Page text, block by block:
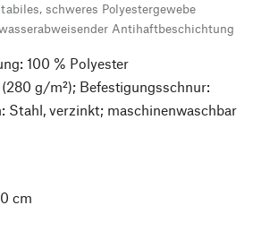
schweres Polyestergewebe
Antihaftbeschichtung
100 % Polyester
g/m²); Befestigungsschnur:
Stahl, verzinkt; maschinenwaschbar
cm